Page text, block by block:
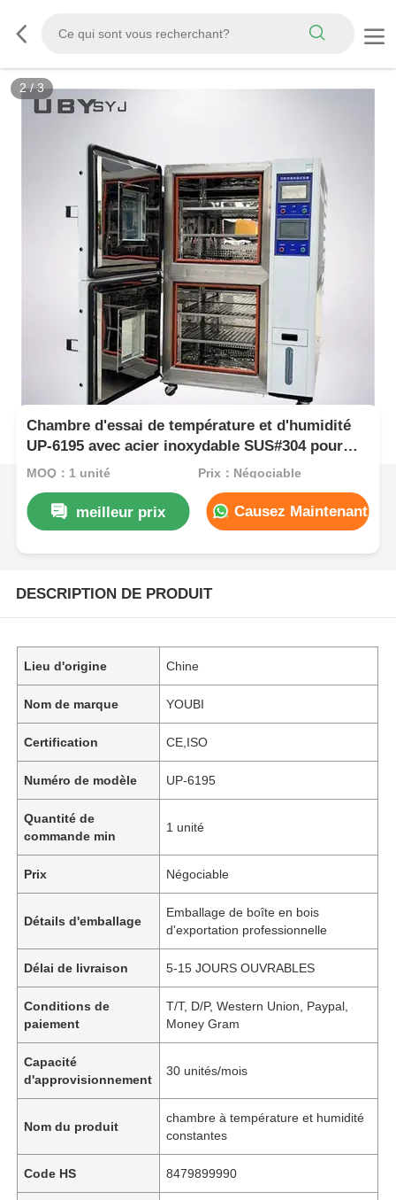
3/3
Chambre d'essai de température et d'humidité
UP-6195 avec acier inoxydable SUS#304 pour
-70ºC~150ºC et contrôle de l'humidité de
MOQ：1 unité Prix：Négociable
meilleur prix Causez Maintenant
DESCRIPTION DE PRODUIT
Lieu d'origine Chine
Nom de marque YOUBI
Certification CE,ISO
Numéro de modèle UP-6195
Quantité de
commande min
1 unité
Prix Négociable
Détails d'emballage
Emballage de boîte en bois
d'exportation professionnelle
Délai de livraison 5-15 JOURS OUVRABLES
Conditions de
paiement
T/T, D/P, Western Union, Paypal,
Money Gram
Capacité
d'approvisionnement
30 unités/mois
Nom du produit
chambre à température et humidité
constantes
Code HS 8479899990